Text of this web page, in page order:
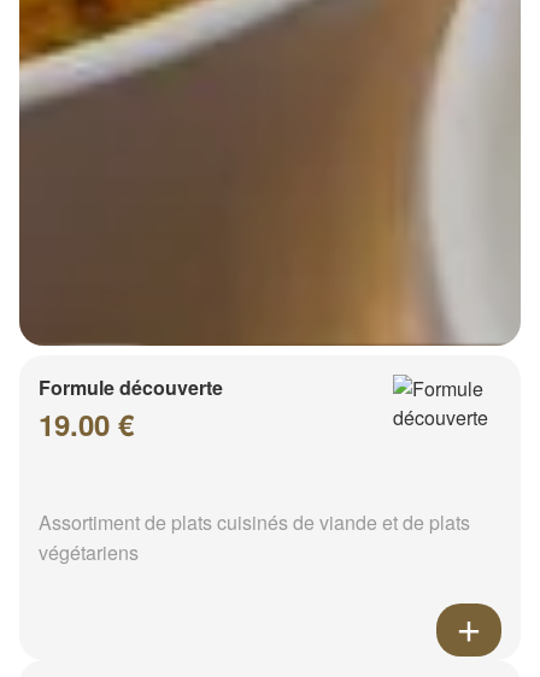
Formule découverte
19.00 €
Assortiment de plats cuisinés de viande et de plats
végétariens